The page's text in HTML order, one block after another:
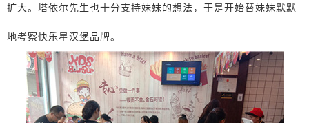
扩大。塔依尔先生也十分支持妹妹的想法，于是开始替妹妹默默
地考察快乐星汉堡品牌。